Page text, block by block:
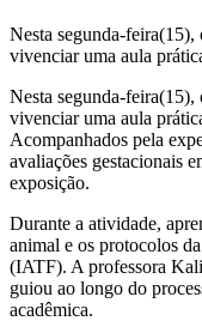
Nesta segunda-
vivenciar uma aula
Nesta segunda-
vivenciar uma aula
Acompanhados pela
avaliações gestacionais
exposição.
Durante a atividade,
animal e os protocolos
(IATF). A professora
guiou ao longo do
acadêmica.